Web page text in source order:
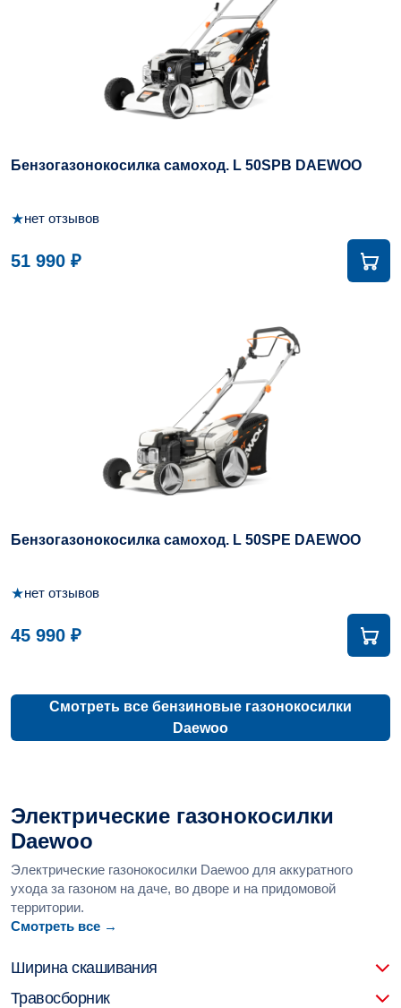
Бензогазонокосилка самоход. L 50SPB DAEWOO
★нет отзывов
51 990 ₽
Бензогазонокосилка самоход. L 50SPE DAEWOO
★нет отзывов
45 990 ₽
Смотреть все бензиновые газонокосилки
Daewoo
Электрические газонокосилки
Daewoo
Электрические газонокосилки Daewoo для аккуратного
ухода за газоном на даче, во дворе и на придомовой
территории.
Смотреть все →
Ширина скашивания
Травосборник